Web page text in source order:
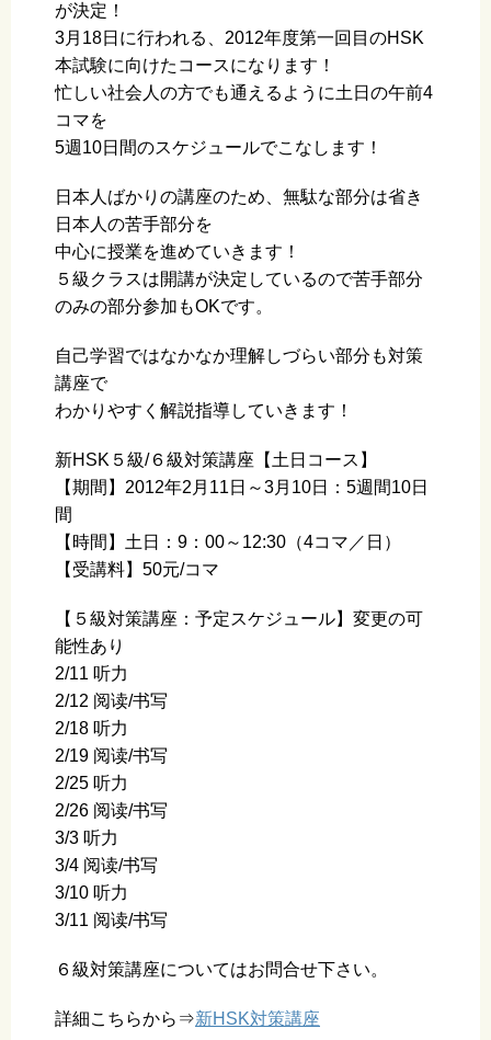
が決定！
3月18日に行われる、2012年度第一回目のHSK
本試験に向けたコースになります！
忙しい社会人の方でも通えるように土日の午前4
コマを
5週10日間のスケジュールでこなします！
日本人ばかりの講座のため、無駄な部分は省き
日本人の苦手部分を
中心に授業を進めていきます！
５級クラスは開講が決定しているので苦手部分
のみの部分参加もOKです。
自己学習ではなかなか理解しづらい部分も対策
講座で
わかりやすく解説指導していきます！
新HSK５級/６級対策講座【土日コース】
【期間】2012年2月11日～3月10日：5週間10日
間
【時間】土日：9：00～12:30（4コマ／日）
【受講料】50元/コマ
【５級対策講座：予定スケジュール】変更の可
能性あり
2/11 听力
2/12 阅读/书写
2/18 听力
2/19 阅读/书写
2/25 听力
2/26 阅读/书写
3/3 听力
3/4 阅读/书写
3/10 听力
3/11 阅读/书写
６級対策講座についてはお問合せ下さい。
詳細こちらから⇒新HSK対策講座